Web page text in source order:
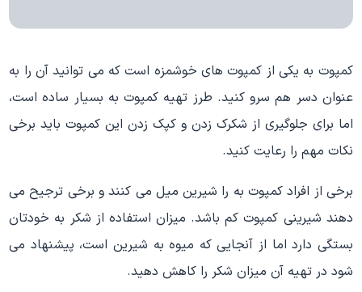
کمپوت به یکی از کمپوت های خوشمزه است که می توانید آن را به
عنوان دسر هم سرو کنید. طرز تهیه کمپوت به بسیار ساده است،
اما برای جلوگیری از شکرک زدن و کپک زدن این کمپوت باید برخی
نکات مهم را رعایت کنید.
برخی از افراد کمپوت به را شیرین میل می کنند و برخی ترجیح می
دهند شیرینی کمپوت کم باشد. میزان استفاده از شکر به خودتان
بستگی دارد اما از آنجایی که میوه به شیرین است، پیشنهاد می
شود در تهیه آن میزان شکر را کاهش دهید.